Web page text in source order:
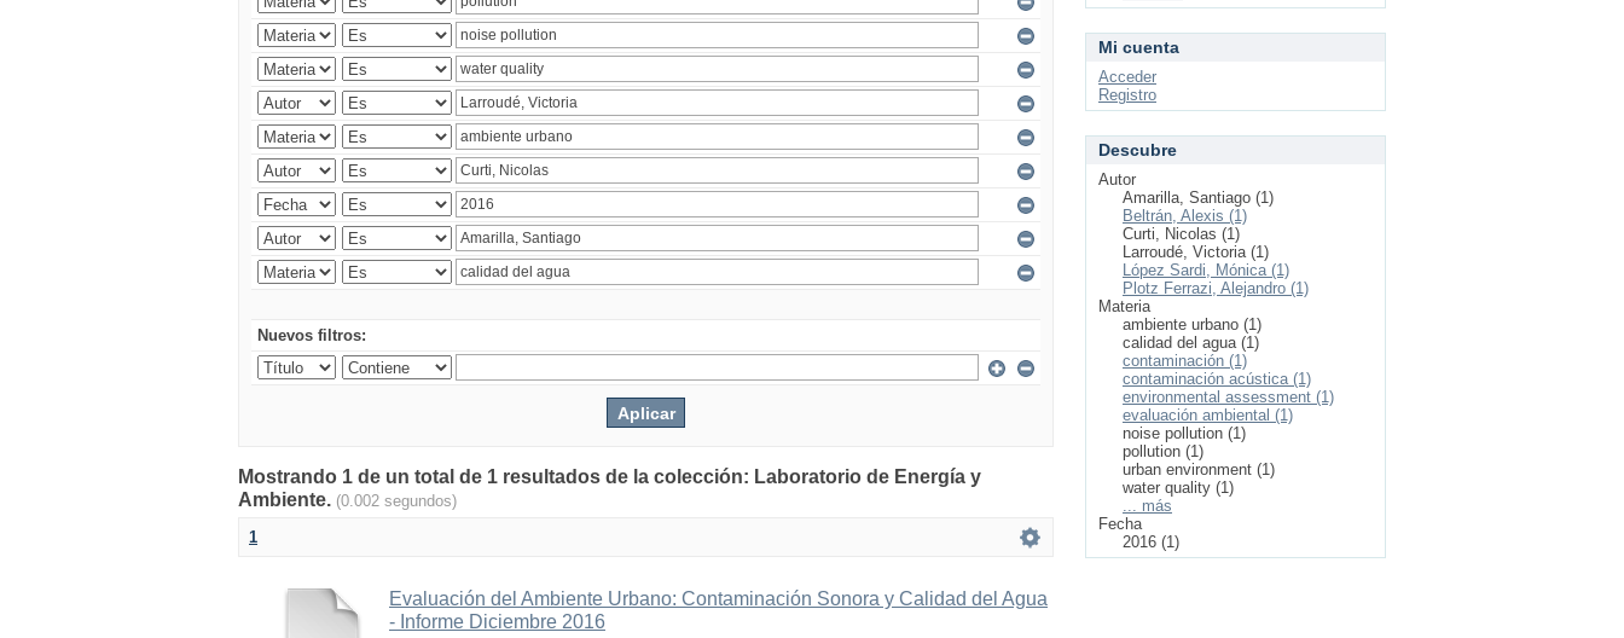
Nuevos filtros:
Mostrando 1 de un total de 1 resultados de la colección: Laboratorio de Energía y
Ambiente. (0.002 segundos)
1
Evaluación del Ambiente Urbano: Contaminación Sonora y Calidad del Agua
- Informe Diciembre 2016
Mi cuenta
Acceder
Registro
Descubre
Autor
Amarilla, Santiago (1)
Beltrán, Alexis (1)
Curti, Nicolas (1)
Larroudé, Victoria (1)
López Sardi, Mónica (1)
Plotz Ferrazi, Alejandro (1)
Materia
ambiente urbano (1)
calidad del agua (1)
contaminación (1)
contaminación acústica (1)
environmental assessment (1)
evaluación ambiental (1)
noise pollution (1)
pollution (1)
urban environment (1)
water quality (1)
... más
Fecha
2016 (1)